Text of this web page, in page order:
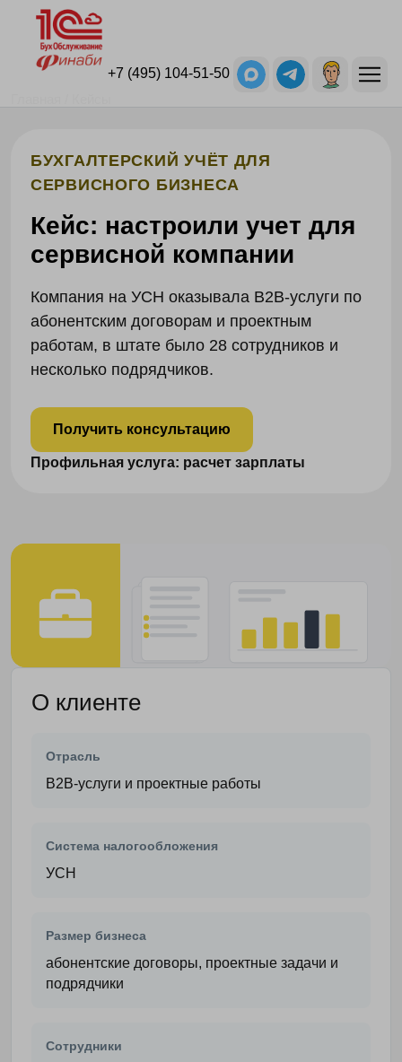
+7 (495) 104-51-50
БУХГАЛТЕРСКИЙ УЧЁТ ДЛЯ
СЕРВИСНОГО БИЗНЕСА
Кейс: настроили учет для
сервисной компании
Компания на УСН оказывала B2B-услуги по
абонентским договорам и проектным
работам, в штате было 28 сотрудников и
несколько подрядчиков.
Получить консультацию
Профильная услуга: расчет зарплаты
О клиенте
Отрасль
B2B-услуги и проектные работы
Система налогообложения
УСН
Размер бизнеса
абонентские договоры, проектные задачи и
подрядчики
Сотрудники